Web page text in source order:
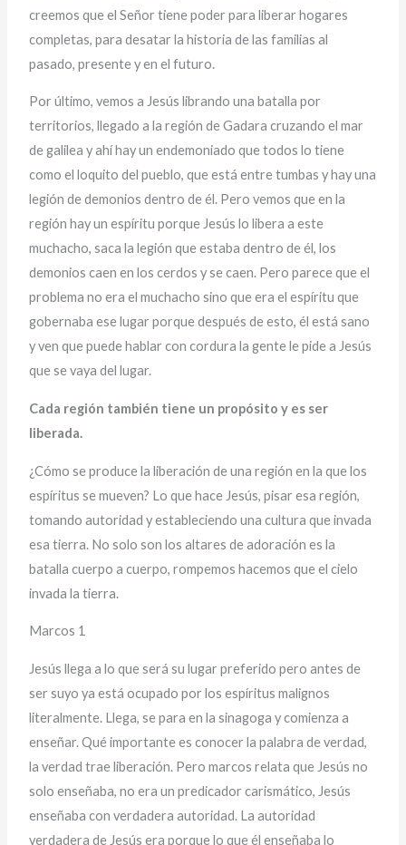
creemos que el Señor tiene poder para liberar hogares
completas, para desatar la historia de las familias al
pasado, presente y en el futuro.
Por último, vemos a Jesús librando una batalla por
territorios, llegado a la región de Gadara cruzando el mar
de galilea y ahí hay un endemoniado que todos lo tiene
como el loquito del pueblo, que está entre tumbas y hay una
legión de demonios dentro de él. Pero vemos que en la
región hay un espíritu porque Jesús lo libera a este
muchacho, saca la legión que estaba dentro de él, los
demonios caen en los cerdos y se caen. Pero parece que el
problema no era el muchacho sino que era el espíritu que
gobernaba ese lugar porque después de esto, él está sano
y ven que puede hablar con cordura la gente le pide a Jesús
que se vaya del lugar.
Cada región también tiene un propósito y es ser
liberada.
¿Cómo se produce la liberación de una región en la que los
espíritus se mueven? Lo que hace Jesús, pisar esa región,
tomando autoridad y estableciendo una cultura que invada
esa tierra. No solo son los altares de adoración es la
batalla cuerpo a cuerpo, rompemos hacemos que el cielo
invada la tierra.
Marcos 1
Jesús llega a lo que será su lugar preferido pero antes de
ser suyo ya está ocupado por los espíritus malignos
literalmente. Llega, se para en la sinagoga y comienza a
enseñar. Qué importante es conocer la palabra de verdad,
la verdad trae liberación. Pero marcos relata que Jesús no
solo enseñaba, no era un predicador carismático, Jesús
enseñaba con verdadera autoridad. La autoridad
verdadera de Jesús era porque lo que él enseñaba lo